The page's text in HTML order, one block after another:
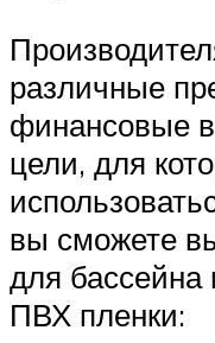
различные
финансовые
цели, для
вы сможете
для бассейна
ПВХ пленки: